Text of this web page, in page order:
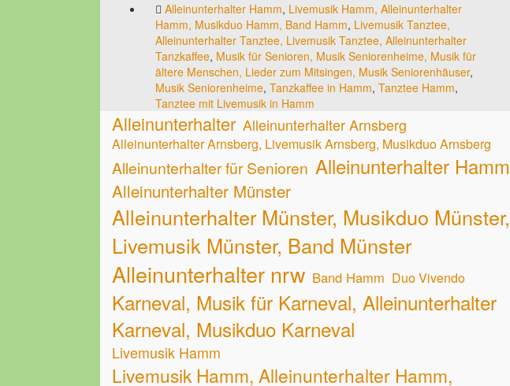
Alleinunterhalter Hamm, Livemusik Hamm, Alleinunterhalter
Hamm, Musikduo Hamm, Band Hamm, Livemusik Tanztee,
Alleinunterhalter Tanztee, Livemusik Tanztee, Alleinunterhalter
Tanzkaffee, Musik für Senioren, Musik Seniorenheime, Musik für
ältere Menschen, Lieder zum Mitsingen, Musik Seniorenhäuser,
Musik Seniorenheime, Tanzkaffee in Hamm, Tanztee Hamm,
Tanztee mit Livemusik in Hamm
Alleinunterhalter Alleinunterhalter Arnsberg
Alleinunterhalter Arnsberg, Livemusik Arnsberg, Musikduo Arnsberg
Alleinunterhalter für Senioren Alleinunterhalter Hamm
Alleinunterhalter Münster
Alleinunterhalter Münster, Musikduo Münster,
Livemusik Münster, Band Münster
Alleinunterhalter nrw Band Hamm Duo Vivendo
Karneval, Musik für Karneval, Alleinunterhalter
Karneval, Musikduo Karneval
Livemusik Hamm
Livemusik Hamm, Alleinunterhalter Hamm,